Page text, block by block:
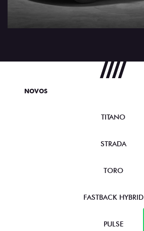
NOVOS
TITANO
STRADA
TORO
FASTBACK HYBRID
PULSE